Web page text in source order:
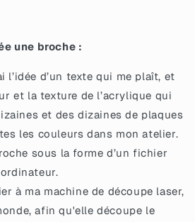
une broche :
l’idée d’un texte qui me plaît, et
et la texture de l’acrylique qui
et des dizaines de plaques
les couleurs dans mon atelier.
sous la forme d’un fichier
à ma machine de découpe laser,
afin qu'elle découpe le